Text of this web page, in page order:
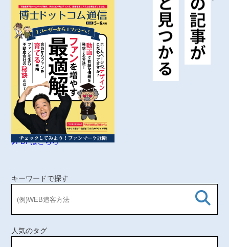
キーワードで探す
人気のタグ
バックナンバー
PDFはこちら